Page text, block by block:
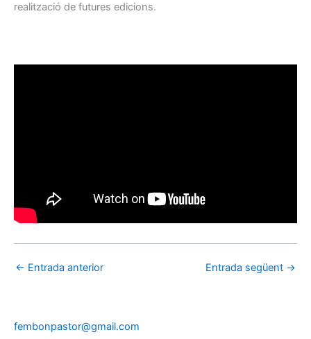
realització de futures edicions.
← Entrada anterior Entrada següent →
fembonpastor@gmail.com